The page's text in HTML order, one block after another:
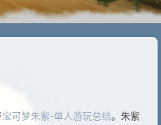
宝可梦朱紫-单人游玩总结。朱紫